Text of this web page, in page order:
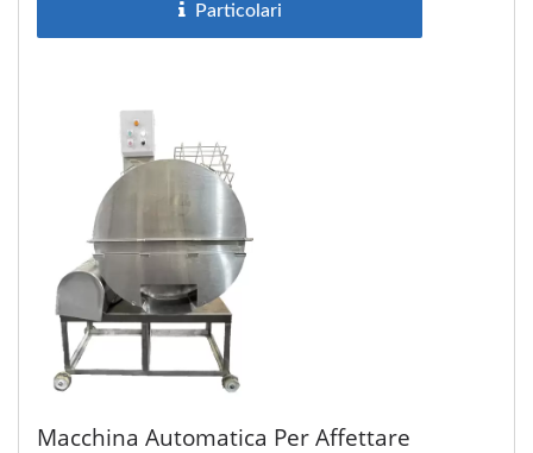
Particolari
Macchina Automatica Per Affettare